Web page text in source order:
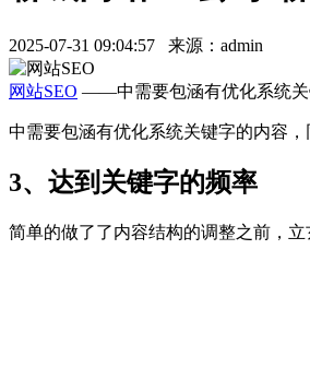
2025-07-31 09:04:57 来源：admin
网站SEO ——中需要包涵有优化系统关
中需要包涵有优化系统关键字的内容
3、达到关键字的频率
简单的做了了内容结构的调整之前，